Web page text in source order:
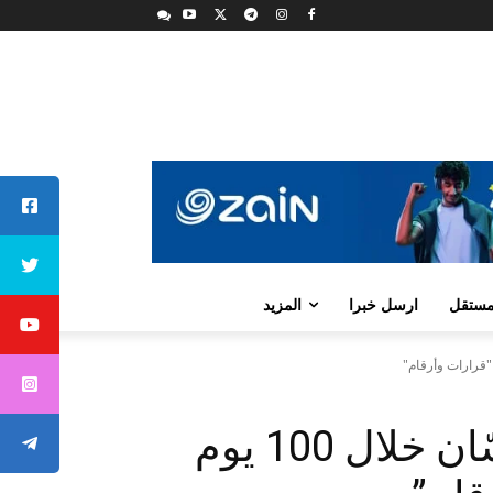
ارسل خبرا المزيد
كشف حساب لحكومة حسّان خلال 100 يوم